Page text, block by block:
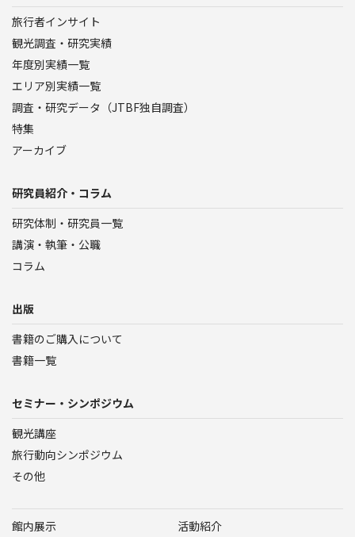
旅行者インサイト
観光調査・研究実績
年度別実績一覧
エリア別実績一覧
調査・研究データ（JTBF独自調査）
特集
アーカイブ
研究員紹介・コラム
研究体制・研究員一覧
講演・執筆・公職
コラム
出版
書籍のご購入について
書籍一覧
セミナー・シンポジウム
観光講座
旅行動向シンポジウム
その他
館内展示
活動紹介